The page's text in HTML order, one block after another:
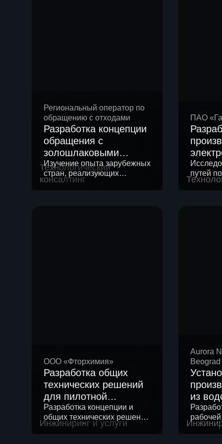
Технологический
консалтинг
Региональный оператор по
обращению с отходами
Разработка концепции
обращения с
золошлаковыми
отходами (ЗШО)
Изучение опыта зарубежных
стран, реализующих
технологии обращения с
ПАО
путей
Инжиниринг и услуги
ООО «Фторхимия»
Разработка общих
технических решений
для пилотной
установки получения
хладона
Разработка концепции и
общих технических решений
для создания пилотной
Aurora
Beograd
из